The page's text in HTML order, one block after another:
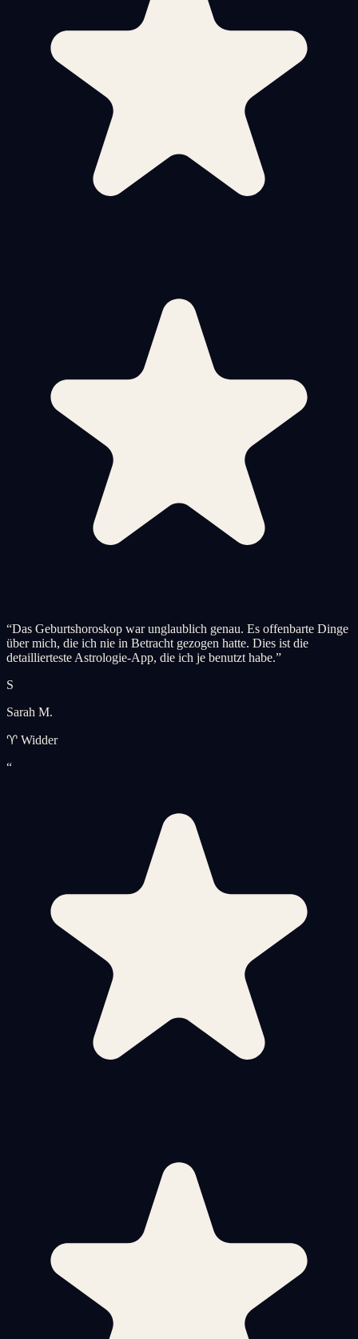
“Das Geburtshoroskop war unglaublich genau. Es offenbarte Dinge
über mich, die ich nie in Betracht gezogen hatte. Dies ist die
detaillierteste Astrologie-App, die ich je benutzt habe.”
S
Sarah M.
♈ Widder
“